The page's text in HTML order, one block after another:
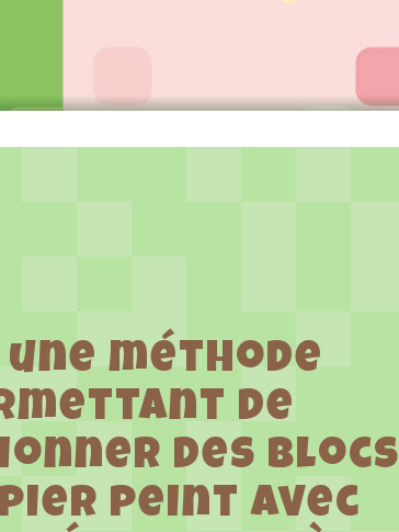
une méthode
de
des blocs
peint avec